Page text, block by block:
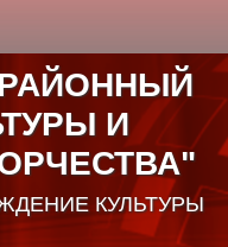
И
КУЛЬТУРЫ